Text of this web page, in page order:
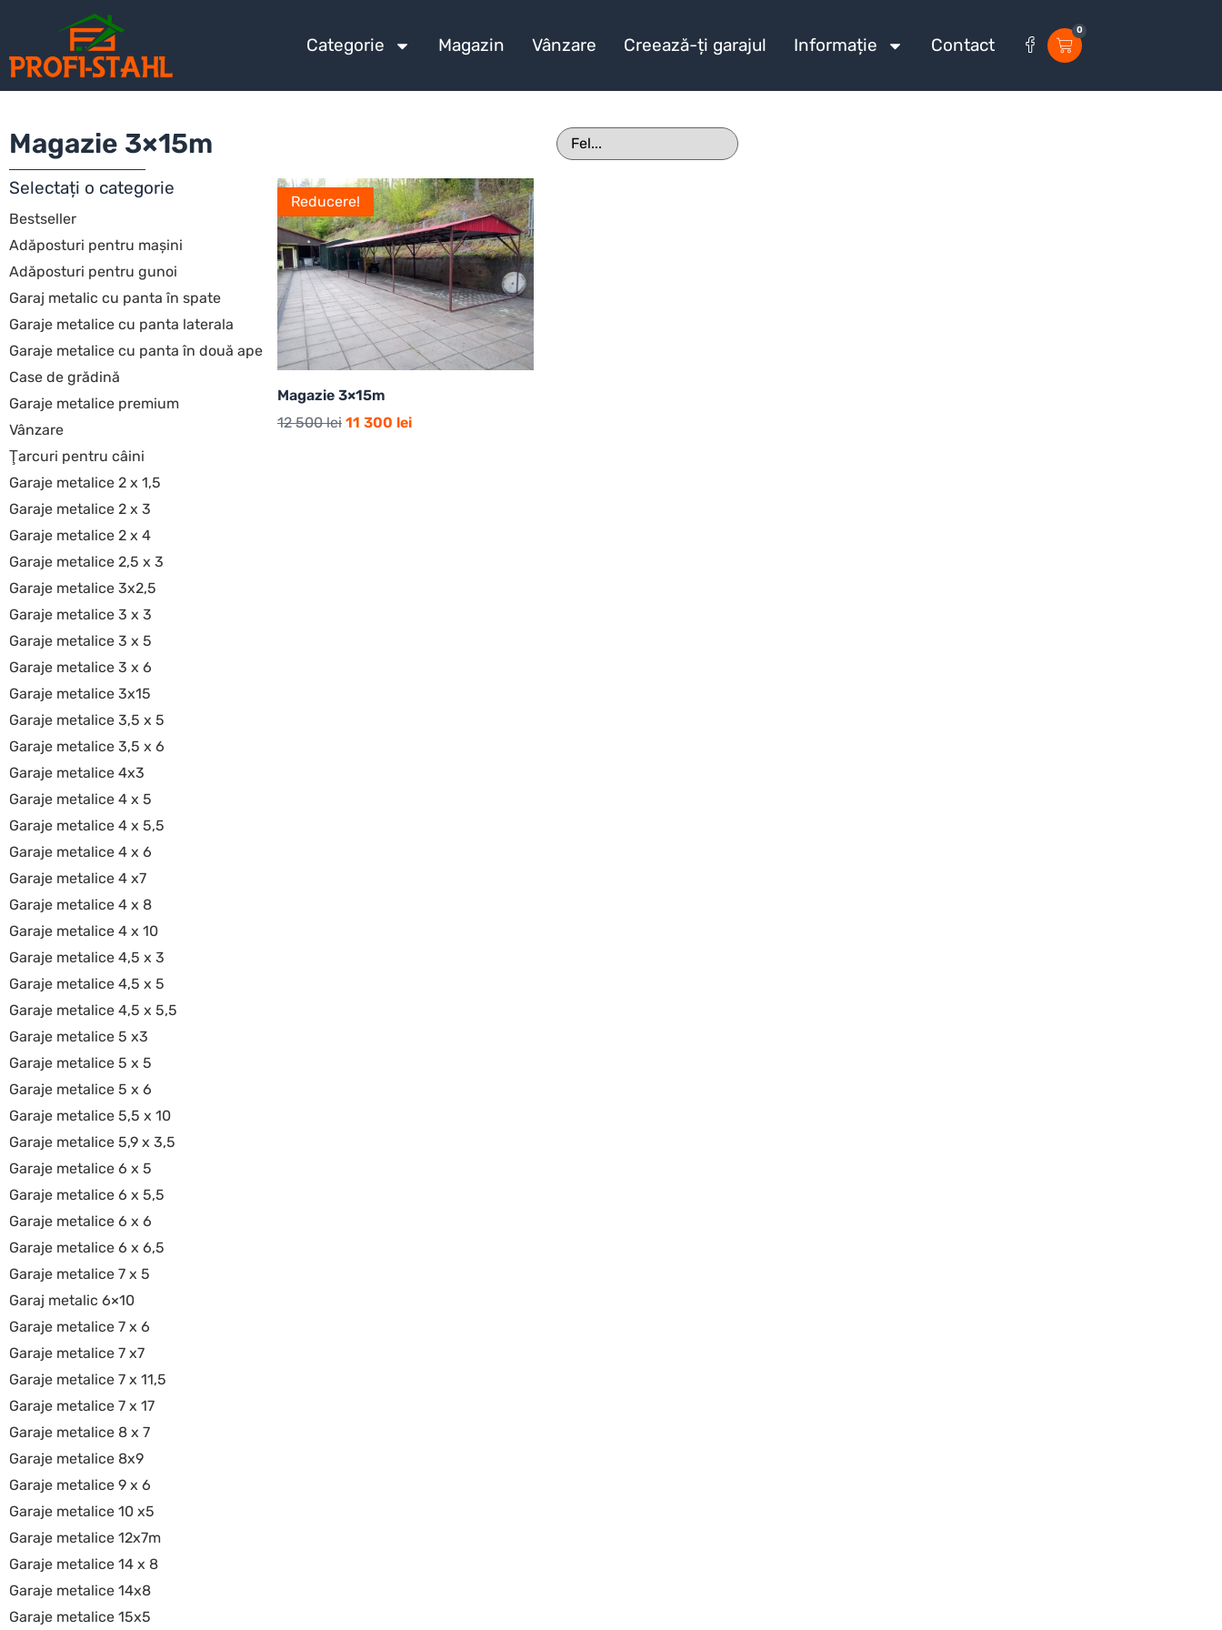
Categorie Magazin Vânzare Creează-ți garajul Informație Contact
0
Magazie 3×15m
Selectați o categorie
Bestseller
Adăposturi pentru mașini
Adăposturi pentru gunoi
Garaj metalic cu panta în spate
Garaje metalice cu panta laterala
Garaje metalice cu panta în două ape
Case de grădină
Garaje metalice premium
Vânzare
Ţarcuri pentru câini
Garaje metalice 2 x 1,5
Garaje metalice 2 x 3
Garaje metalice 2 x 4
Garaje metalice 2,5 x 3
Garaje metalice 3x2,5
Garaje metalice 3 x 3
Garaje metalice 3 x 5
Garaje metalice 3 x 6
Garaje metalice 3x15
Garaje metalice 3,5 x 5
Garaje metalice 3,5 x 6
Garaje metalice 4x3
Garaje metalice 4 x 5
Garaje metalice 4 x 5,5
Garaje metalice 4 x 6
Garaje metalice 4 x7
Garaje metalice 4 x 8
Garaje metalice 4 x 10
Garaje metalice 4,5 x 3
Garaje metalice 4,5 x 5
Garaje metalice 4,5 x 5,5
Garaje metalice 5 x3
Garaje metalice 5 x 5
Garaje metalice 5 x 6
Garaje metalice 5,5 x 10
Garaje metalice 5,9 x 3,5
Garaje metalice 6 x 5
Garaje metalice 6 x 5,5
Garaje metalice 6 x 6
Garaje metalice 6 x 6,5
Garaje metalice 7 x 5
Garaj metalic 6×10
Garaje metalice 7 x 6
Garaje metalice 7 x7
Garaje metalice 7 x 11,5
Garaje metalice 7 x 17
Garaje metalice 8 x 7
Garaje metalice 8x9
Garaje metalice 9 x 6
Garaje metalice 10 x5
Garaje metalice 12x7m
Garaje metalice 14 x 8
Garaje metalice 14x8
Garaje metalice 15x5
Reducere!
Magazie 3×15m
12 500lei 11 300 lei